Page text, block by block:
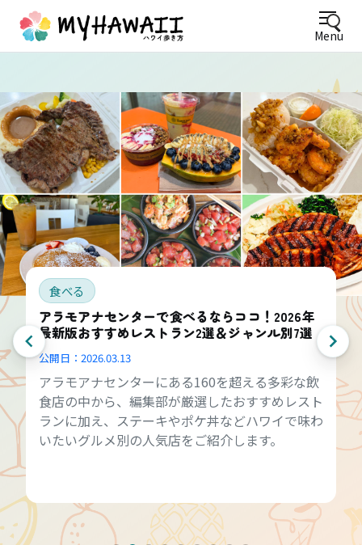
Menu
食べる
アラモアナセンターで食べるならココ！2026年
最新版おすすめレストラン2選＆ジャンル別7選
公開日： 2026.03.13
アラモアナセンターにある160を超える多彩な飲
食店の中から、編集部が厳選したおすすめレスト
ランに加え、ステーキやポケ丼などハワイで味わ
いたいグルメ別の人気店をご紹介します。